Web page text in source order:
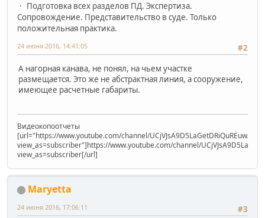
Подготовка всех разделов ПД. Экспертиза.
Сопровождение. Представительство в суде. Только
положительная практика.
#2
24 июня 2016, 14:41:05
А нагорная канава, не понял, на чьем участке
размещается. Это же не абстрактная линия, а сооружение,
имеющее расчетные габариты.
Видеокопоотчеты
[url="https://www.youtube.com/channel/UCjVJsA9D5LaGetDRiQuREuw/
view_as=subscriber"]https://www.youtube.com/channel/
view_as=subscriber[/url]
Maryetta
#3
24 июня 2016, 17:06:11